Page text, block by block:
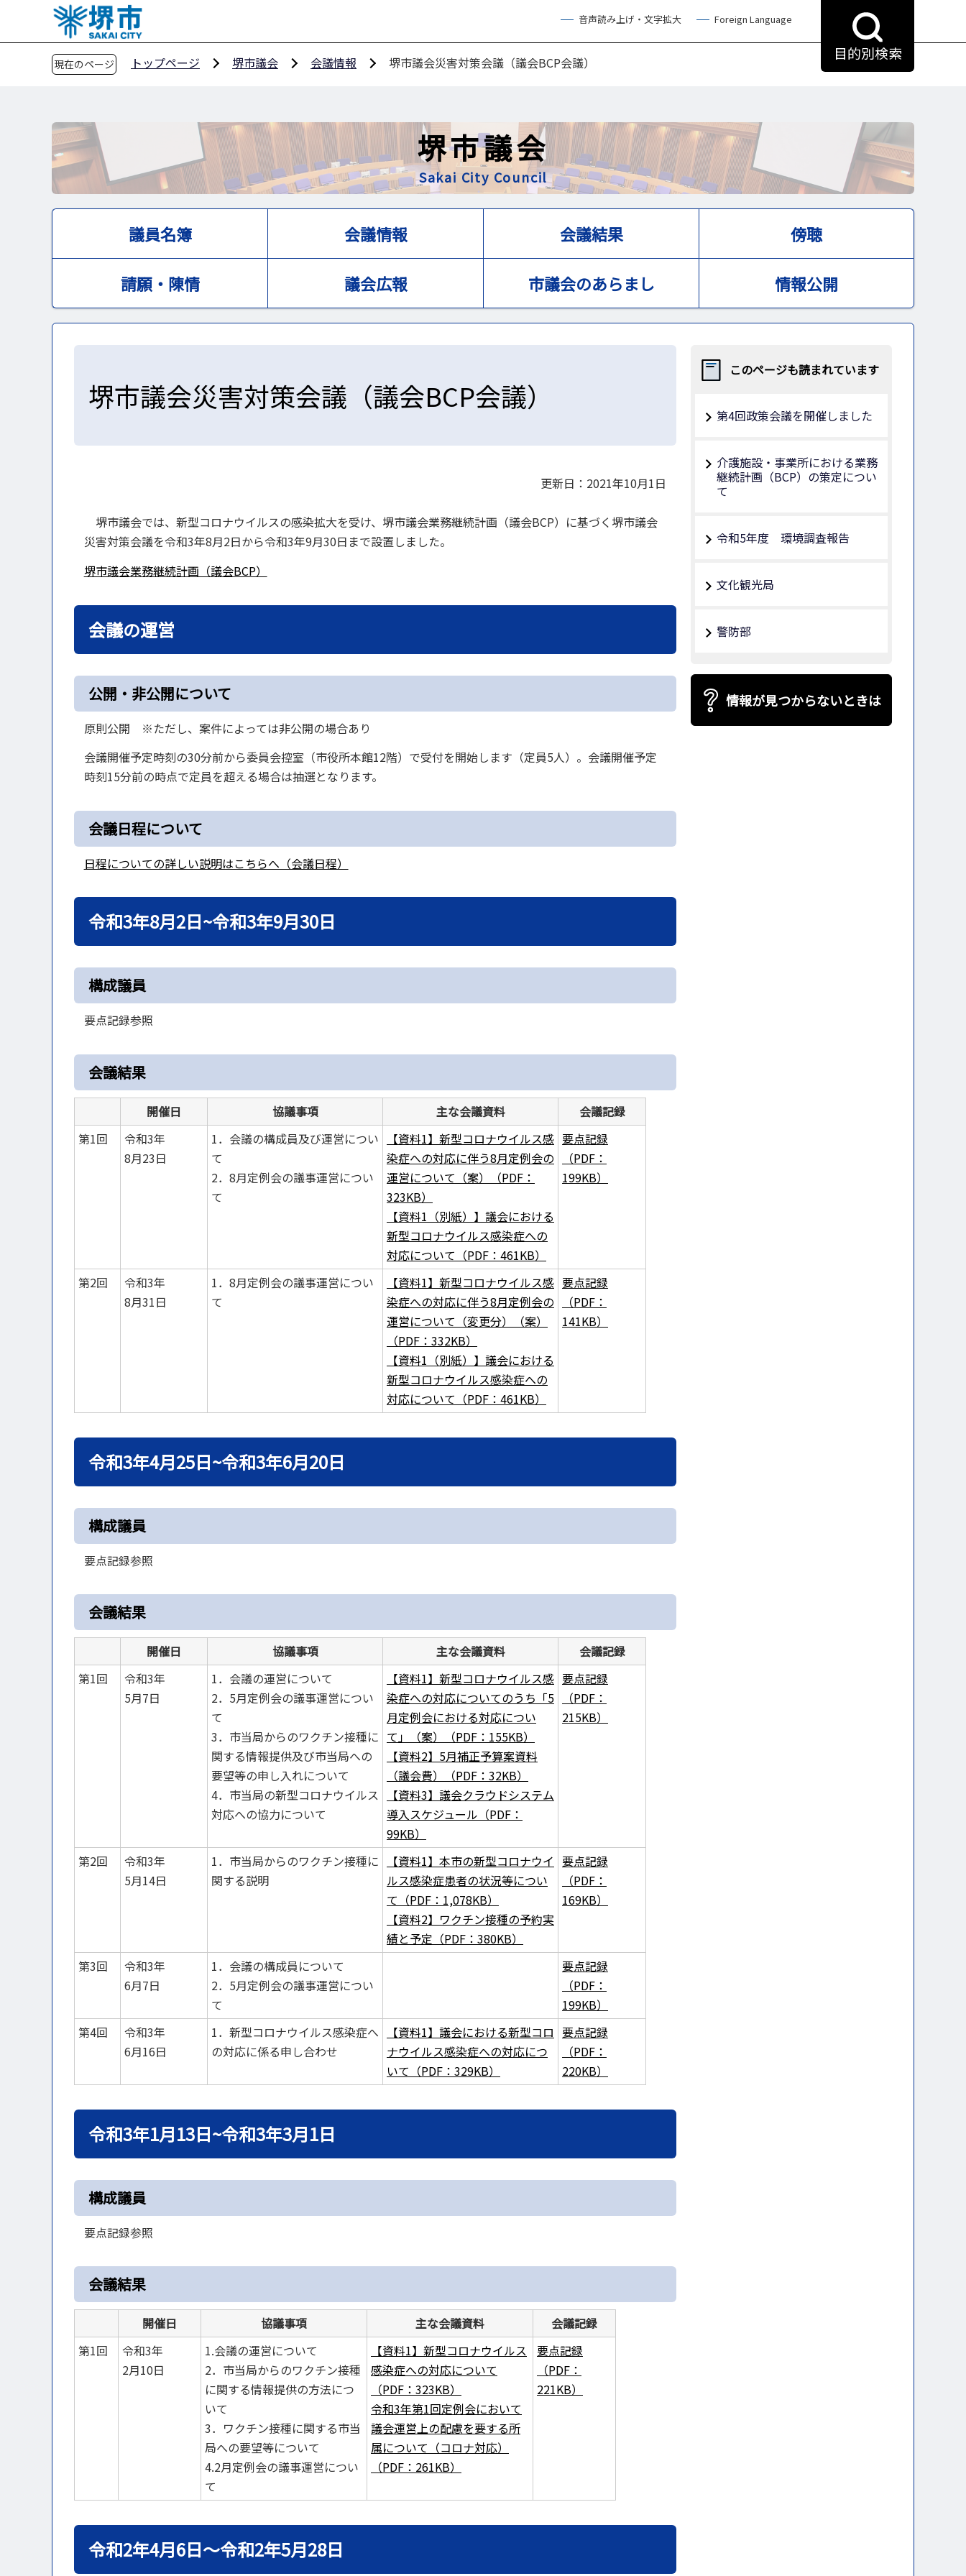
ペ
音声読み上げ・文字拡大 Foreign Language
目的別検索
現在のページ トップページ 堺市議会 会議情報 堺市議会災害対策会議（議会BCP会議）
堺市議会
Sakai City Council
議員名簿 会議情報 会議結果 傍聴
請願・陳情 議会広報 市議会のあらまし 情報公開
堺市議会災害対策会議（議会BCP会議）
更新日：2021年10月1日
堺市議会では、新型コロナウイルスの感染拡大を受け、堺市議会業務継続計画（議会BCP）に基づく堺市議会
災害対策会議を令和3年8月2日から令和3年9月30日まで設置しました。
堺市議会業務継続計画（議会BCP）
会議の運営
公開・非公開について
原則公開 ※ただし、案件によっては非公開の場合あり
会議開催予定時刻の30分前から委員会控室（市役所本館12階）で受付を開始します（定員5人）。会議開催予定
時刻15分前の時点で定員を超える場合は抽選となります。
会議日程について
日程についての詳しい説明はこちらへ（会議日程）
令和3年8月2日~令和3年9月30日
構成議員
要点記録参照
会議結果
開催日 協議事項 主な会議資料
会議記録
第1回
令和3年
8月23日
1．会議の構成員及び運営につい
て
2．8月定例会の議事運営につい
て
【資料1】新型コロナウイルス感
染症への対応に伴う8月定例会の
運営について（案）（PDF：
323KB）
【資料1（別紙）】議会における
新型コロナウイルス感染症への
対応について（PDF：461KB）
要点記録
（PDF：
199KB）
第2回
令和3年
8月31日
1．8月定例会の議事運営につい
て
【資料1】新型コロナウイルス感
染症への対応に伴う8月定例会の
運営について（変更分）（案）
（PDF：332KB）
【資料1（別紙）】議会における
新型コロナウイルス感染症への
対応について（PDF：461KB）
要点記録
（PDF：
141KB）
令和3年4月25日~令和3年6月20日
構成議員
要点記録参照
会議結果
開催日 協議事項 主な会議資料
会議記録
第1回
令和3年
5月7日
1．会議の運営について
2．5月定例会の議事運営につい
て
3． 市当局からのワクチン接種に
関する情報提供及び市当局への
要望等の申し入れについて
4．市当局の新型コロナウイルス
対応への協力について
【資料1】 新型コロナウイルス感
染症への対応についてのうち「5
月定例会における対応につい
て」（案）（PDF：155KB）
【資料2】5月補正予算案資料
（議会費）（PDF：32KB）
【資料3】議会クラウドシステム
導入スケジュール（PDF：
99KB）
要点記録
（PDF：
215KB）
第2回
令和3年
5月14日
1．市当局からのワクチン接種に
関する説明
【資料1】本市の新型コロナウイ
ルス感染症患者の状況等につい
て（PDF：1,078KB）
【資料2】ワクチン接種の予約実
績と予定（PDF：380KB）
要点記録
（PDF：
169KB）
第3回
令和3年
6月7日
1．会議の構成員について
2．5月定例会の議事運営につい
て
要点記録
（PDF：
199KB）
第4回
令和3年
6月16日
1．新型コロナウイルス感染症へ
の対応に係る申し合わせ
【資料1】議会における新型コロ
ナウイルス感染症への対応につ
いて（PDF：329KB）
要点記録
（PDF：
220KB）
令和3年1月13日~令和3年3月1日
構成議員
要点記録参照
会議結果
開催日 協議事項 主な会議資料 会議記録
第1回
令和3年
2月10日
1.会議の運営について
2．市当局からのワクチン接種
に関する情報提供の方法につ
いて
3．ワクチン接種に関する市当
局への要望等について
4.2月定例会の議事運営につい
て
【資料1】新型コロナウイルス
感染症への対応について
（PDF：323KB）
令和3年第1回定例会において
議会運営上の配慮を要する所
属について（コロナ対応）
（PDF：261KB）
要点記録
（PDF：
221KB）
令和2年4月6日～令和2年5月28日
このページも読まれています
第4回政策会議を開催しました
介護施設・事業所における業務
継続計画（BCP）の策定につい
て
令和5年度 環境調査報告
文化観光局
警防部
情報が見つからないときは